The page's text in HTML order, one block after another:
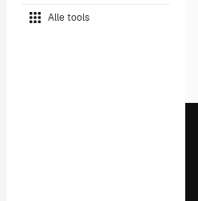
Alle tools